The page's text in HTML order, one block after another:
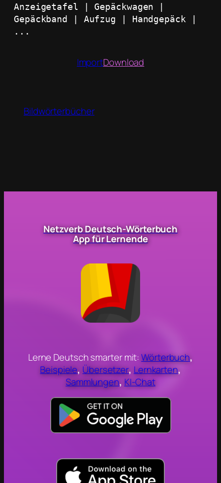
Anzeigetafel | Gepäckwagen |
Gepäckband | Aufzug | Handgepäck |
...
ImportDownload
Bildwörterbücher
Netzverb Deutsch-Wörterbuch
App für Lernende
Lerne Deutsch smarter mit:Wörterbuch,
Beispiele, Übersetzer, Lernkarten,
Sammlungen, KI-Chat